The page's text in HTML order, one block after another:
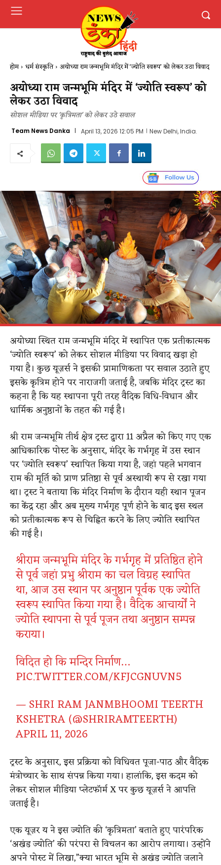
होम धर्म संस्कृति अयोध्या राम जन्मभूमि मंदिर में ‘ज्योति स्वरूप’ को लेकर उठा विवाद
अयोध्या राम जन्मभूमि मंदिर में ‘ज्योति स्वरूप’ को
लेकर उठा विवाद
सोशल मीडिया पर 'कृत्रिमता' को लेकर उठे सवाल
Team News Danka April 13, 2026 12:05 PM New Delhi, India.
अयोध्या स्थित राम जन्मभूमि मंदिर में स्थापित एक प्रतीकात्मक
‘ज्योति स्वरूप’ को लेकर सोशल मीडिया पर विवाद खड़ा हो
गया है। कुछ यूज़र्स ने इसकी प्रामाणिकता पर सवाल उठाते हुए
इसके कृत्रिम होने पर नाराजगी जताई है, जबकि मंदिर ट्रस्ट का
कहना है कि यह स्थापना पूरी तरह वैदिक विधि-विधान और
धार्मिक अनुष्ठानों के तहत की गई है।
श्री राम जन्मभूमि तीर्थ क्षेत्र ट्रस्ट द्वारा 11 अप्रैल को किए गए एक
आधिकारिक पोस्ट के अनुसार, मंदिर के गर्भगृह में उस स्थान
पर ‘ज्योति स्वरूप’ स्थापित किया गया है, जहां पहले भगवान
राम की मूर्ति को प्राण प्रतिष्ठा से पूर्व अस्थायी रूप से रखा गया
था। ट्रस्ट ने बताया कि मंदिर निर्माण के दौरान यही स्थान पूजन
का केंद्र रहा और अब मुख्य गर्भगृह पूर्ण होने के बाद इस स्थल
को प्रतीकात्मक रूप से चिह्नित करने के लिए ज्योति स्थापित
की गई है।
श्रीराम जन्मभूमि मंदिर के गर्भगृह में प्रतिष्ठित होने
से पूर्व जहां प्रभु श्रीराम का चल विग्रह स्थापित
था, आज उस स्थान पर अनुष्ठान पूर्वक एक ज्योति
स्वरूप स्थापित किया गया है। वैदिक आचार्यों ने
ज्योति स्थापना से पूर्व पूजन तथा अनुष्ठान सम्पन्न
कराया।
विदित हो कि मन्दिर निर्माण…
PIC.TWITTER.COM/KFJCGNUVN5
— SHRI RAM JANMBHOOMI TEERTH
KSHETRA (@SHRIRAMTEERTH)
APRIL 11, 2026
ट्रस्ट के अनुसार, इस प्रक्रिया को विधिवत पूजा-पाठ और वैदिक
मंत्रोच्चार के साथ संपन्न किया गया। हालांकि, इस कदम को
लेकर सोशल मीडिया प्लेटफॉर्म X पर कुछ यूज़र्स ने आपत्ति
जताई है।
एक यूज़र य ने इस ज्योति की ‘कृत्रिमता’ बताते हुए पारंपरिक
‘अखंड ज्योति’ की परंपरा से विचलन का आरोप लगाया। उन्होंने
अपने पोस्ट में लिखा,”क्या भारत भूमि से अखंड ज्योति जलाने